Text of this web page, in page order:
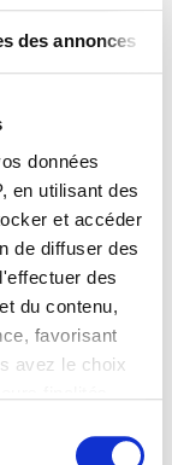
des annonces
données
en utilisant des
et accéder
de diffuser des
des
du contenu,
favorisant
avez le choix
aux